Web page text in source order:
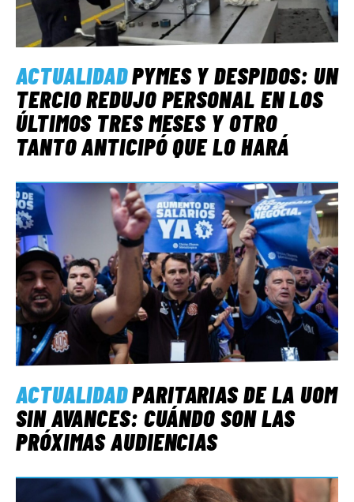
ACTUALIDADPYMES Y DESPIDOS: UN
TERCIO REDUJO PERSONAL EN LOS
ÚLTIMOS TRES MESES Y OTRO
TANTO ANTICIPÓ QUE LO HARÁ
ACTUALIDADPARITARIAS DE LA UOM
SIN AVANCES: CUÁNDO SON LAS
PRÓXIMAS AUDIENCIAS